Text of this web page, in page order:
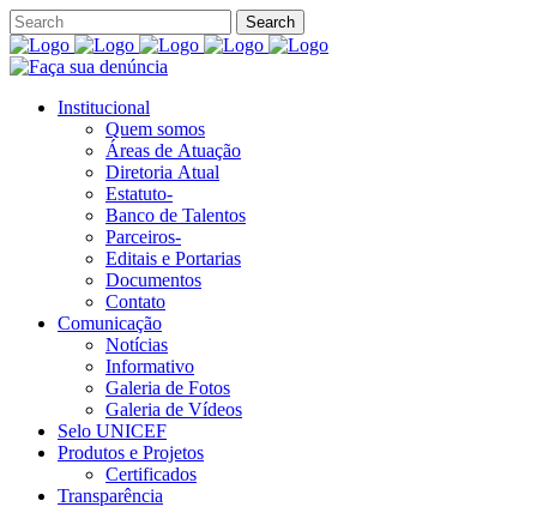
Institucional
Quem somos
Áreas de Atuação
Diretoria Atual
Estatuto-
Banco de Talentos
Parceiros-
Editais e Portarias
Documentos
Contato
Comunicação
Notícias
Informativo
Galeria de Fotos
Galeria de Vídeos
Selo UNICEF
Produtos e Projetos
Certificados
Transparência